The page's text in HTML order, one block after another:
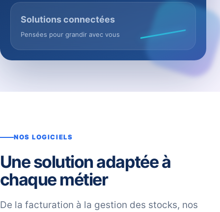
Solutions connectées
Pensées pour grandir avec vous
NOS LOGICIELS
Une solution adaptée à
chaque métier
De la facturation à la gestion des stocks, nos